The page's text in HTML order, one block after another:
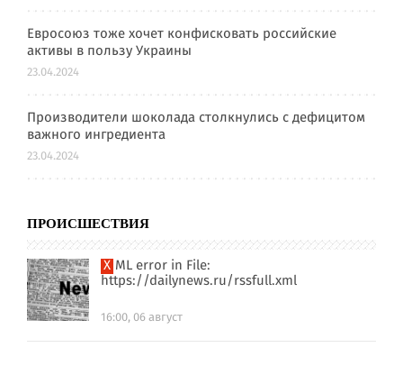
Евросоюз тоже хочет конфисковать российские
активы в пользу Украины
23.04.2024
Производители шоколада столкнулись с дефицитом
важного ингредиента
23.04.2024
ПРОИСШЕСТВИЯ
XML error in File:
https://dailynews.ru/rssfull.xml
16:00, 06 август